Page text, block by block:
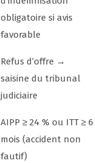
obligatoire si avis
favorable
Refus d’offre →
saisine du tribunal
judiciaire
AIPP ≥ 24 % ou ITT ≥ 6
mois (accident non
fautif)